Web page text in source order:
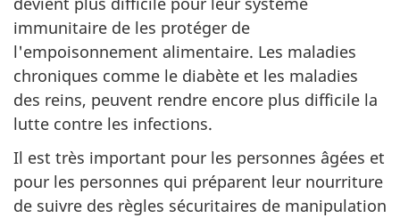
immunitaire de les protéger de
l'empoisonnement alimentaire. Les maladies
chroniques comme le diabète et les maladies
des reins, peuvent rendre encore plus difficile la
lutte contre les infections.
Il est très important pour les personnes âgées et
pour les personnes qui préparent leur nourriture
de suivre des règles sécuritaires de manipulation